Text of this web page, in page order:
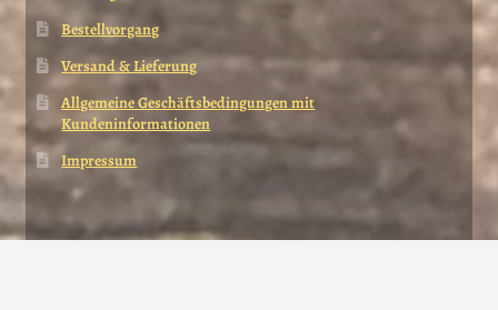
Bestellvorgang
Versand & Lieferung
Allgemeine Geschäftsbedingungen mit
Kundeninformationen
Impressum